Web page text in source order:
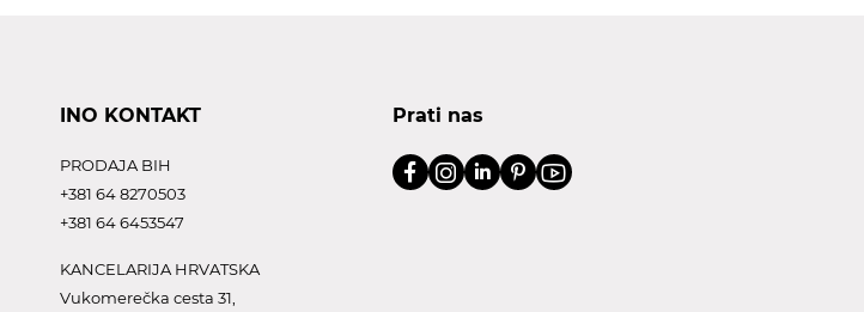
INO KONTAKT
PRODAJA BIH
+381 64 8270503
+381 64 6453547
KANCELARIJA HRVATSKA
Vukomerečka cesta 31,
Prati nas